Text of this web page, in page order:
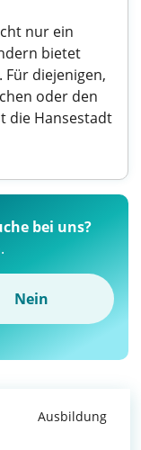
nur ein
bietet
diejenigen,
oder den
die Hansestadt
bei uns?
Nein
Ausbildung